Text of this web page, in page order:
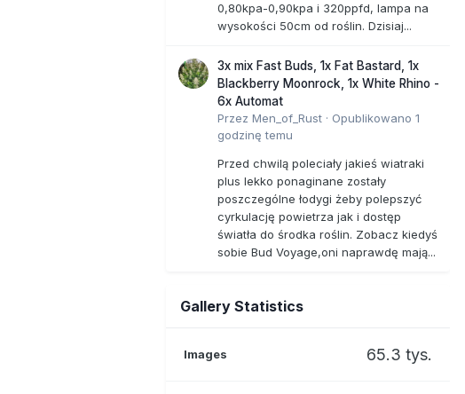
0,80kpa-0,90kpa i 320ppfd, lampa na
wysokości 50cm od roślin. Dzisiaj...
3x mix Fast Buds, 1x Fat Bastard, 1x
Blackberry Moonrock, 1x White Rhino -
6x Automat
Przez Men_of_Rust · Opublikowano 1
godzinę temu
Przed chwilą poleciały jakieś wiatraki
plus lekko ponaginane zostały
poszczególne łodygi żeby polepszyć
cyrkulację powietrza jak i dostęp
światła do środka roślin. Zobacz kiedyś
sobie Bud Voyage,oni naprawdę mają...
Gallery Statistics
Images 65.3 tys.